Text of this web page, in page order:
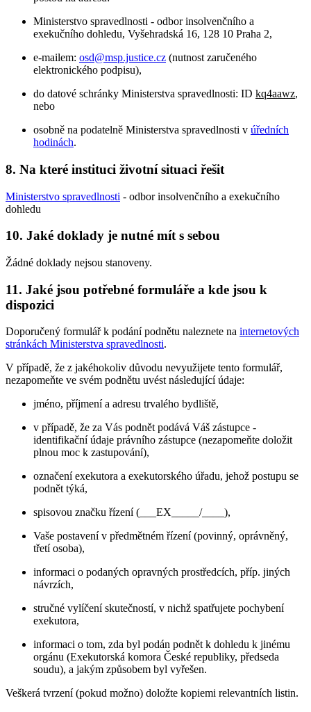
Ministerstvo spravedlnosti - odbor insolvenčního a
exekučního dohledu, Vyšehradská 16, 128 10 Praha 2,
e-mailem: osd@msp.justice.cz (nutnost zaručeného
elektronického podpisu),
do datové schránky Ministerstva spravedlnosti: ID kq4aawz,
nebo
osobně na podatelně Ministerstva spravedlnosti v úředních
hodinách.
8. Na které instituci životní situaci řešit
Ministerstvo spravedlnosti - odbor insolvenčního a exekučního
dohledu
10. Jaké doklady je nutné mít s sebou
Žádné doklady nejsou stanoveny.
11. Jaké jsou potřebné formuláře a kde jsou k
dispozici
Doporučený formulář k podání podnětu naleznete na internetových
stránkách Ministerstva spravedlnosti.
V případě, že z jakéhokoliv důvodu nevyužijete tento formulář,
nezapomeňte ve svém podnětu uvést následující údaje:
jméno, příjmení a adresu trvalého bydliště,
v případě, že za Vás podnět podává Váš zástupce -
identifikační údaje právního zástupce (nezapomeňte doložit
plnou moc k zastupování),
označení exekutora a exekutorského úřadu, jehož postupu se
podnět týká,
spisovou značku řízení (___EX_____/____),
Vaše postavení v předmětném řízení (povinný, oprávněný,
třetí osoba),
informaci o podaných opravných prostředcích, příp. jiných
návrzích,
stručné vylíčení skutečností, v nichž spatřujete pochybení
exekutora,
informaci o tom, zda byl podán podnět k dohledu k jinému
orgánu (Exekutorská komora České republiky, předseda
soudu), a jakým způsobem byl vyřešen.
Veškerá tvrzení (pokud možno) doložte kopiemi relevantních listin.